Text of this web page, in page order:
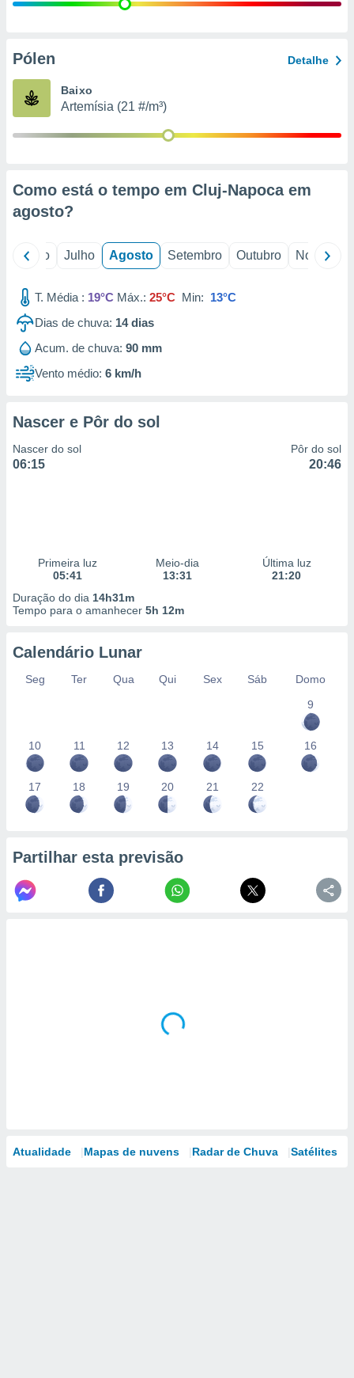
e
de
Pólen Detalhe
Baixo
Artemísia (21 #/m³)
Como está o tempo em Cluj-Napoca em
agosto?
Junho Julho Agosto Setembro Outubro Novembro
T. Média : 19°C Máx.: 25°C Min: 13°C
Dias de chuva: 14dias
Acum. de chuva: 90 mm
Vento médio: 6 km/h
Nascer e Pôr do sol
Nascer do sol
06:15
Pôr do sol
20:46
Primeira luz
05:41
Meio-dia
13:31
Última luz
21:20
Duração do dia 14h31m
Tempo para o amanhecer 5h 12m
Calendário Lunar
Seg Ter Qua Qui Sex Sáb
Domo
9
10 11 12 13 14 15 16
17 18 19 20 21 22
Partilhar esta previsão
Atualidade Mapas de nuvens Radar de Chuva Satélites